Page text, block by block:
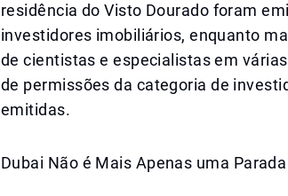
residência do Visto Dourado foram
investidores imobiliários, enquanto
de cientistas e especialistas em
de permissões da categoria de
emitidas.
Dubai Não é Mais Apenas uma